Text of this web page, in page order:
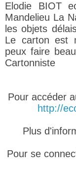
Elodie BIOT
Mandelieu La
les objets
Le carton est
peux faire
Cartonniste
Pour accéder
http://
Plus
Pour se